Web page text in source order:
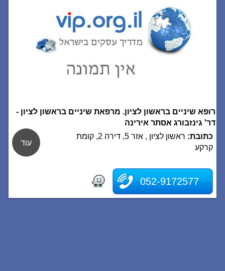
רופא שיניים בראשון לציון. מרפאת שיניים בראשון לציון -
דר' גינזבורג אסתר אירינה
כתובת:
ראשון לציון , אזר 5, דירה 2, קומת
קרקע
052-9172577
עוד